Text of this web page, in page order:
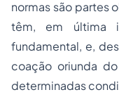
normas são partes
têm, em última
fundamental, e,
coação oriunda
determinadas